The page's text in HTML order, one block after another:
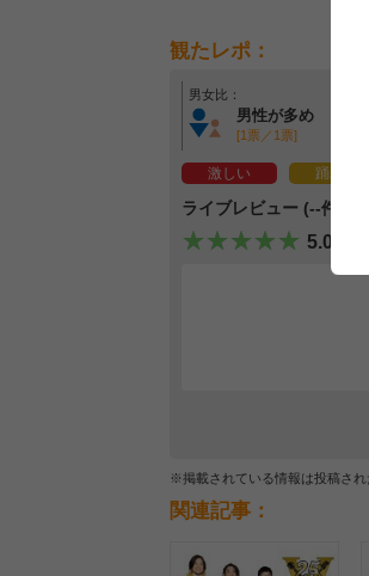
観たレポ：
男女比：
男性が多め
[1票／1票]
激しい 踊れる
ライブレビュー (--件)
5.0
※掲載されている情報は投稿され
関連記事：